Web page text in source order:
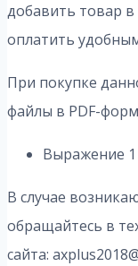
добавить товар
оплатить
При покупке
файлы в PDF-
Выражение
В случае
обращайтесь в
сайта: